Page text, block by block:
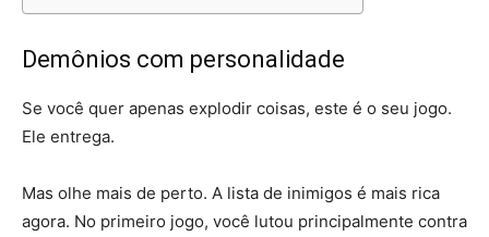
Demônios com personalidade
Se você quer apenas explodir coisas, este é o seu jogo.
Ele entrega.
Mas olhe mais de perto. A lista de inimigos é mais rica
agora. No primeiro jogo, você lutou principalmente contra